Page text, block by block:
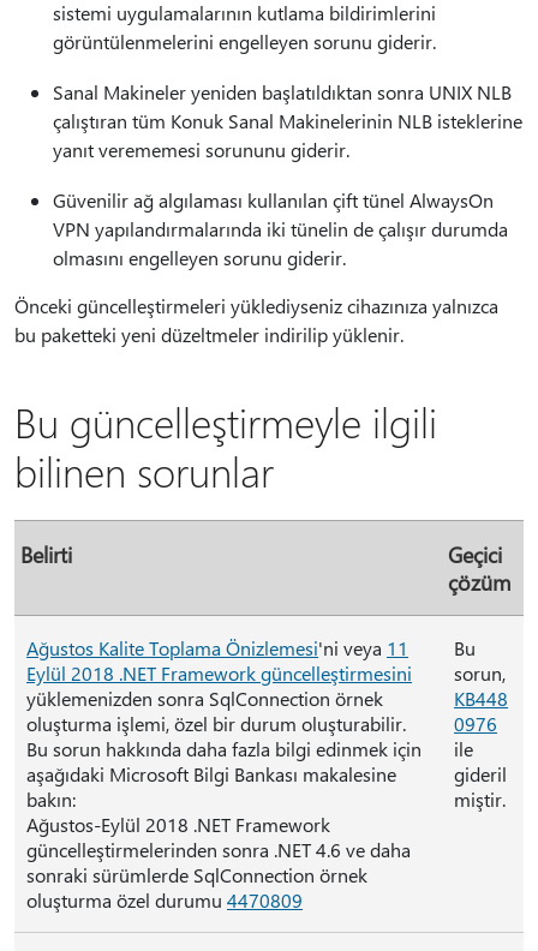
sistemi uygulamalarının kutlama bildirimlerini
görüntülenmelerini engelleyen sorunu giderir.
Sanal Makineler yeniden başlatıldıktan sonra UNIX NLB
çalıştıran tüm Konuk Sanal Makinelerinin NLB isteklerine
yanıt verememesi sorununu giderir.
Güvenilir ağ algılaması kullanılan çift tünel AlwaysOn
VPN yapılandırmalarında iki tünelin de çalışır durumda
olmasını engelleyen sorunu giderir.
Önceki güncelleştirmeleri yüklediyseniz cihazınıza yalnızca
bu paketteki yeni düzeltmeler indirilip yüklenir.
Bu güncelleştirmeyle ilgili
bilinen sorunlar
Belirti
Geçici
çözüm
Ağustos Kalite Toplama Önizlemesi'ni veya 11
Eylül 2018 .NET Framework güncelleştirmesini
yüklemenizden sonra SqlConnection örnek
oluşturma işlemi, özel bir durum oluşturabilir.
Bu sorun hakkında daha fazla bilgi edinmek için
aşağıdaki Microsoft Bilgi Bankası makalesine
bakın:
Ağustos-Eylül 2018 .NET Framework
güncelleştirmelerinden sonra .NET 4.6 ve daha
sonraki sürümlerde SqlConnection örnek
oluşturma özel durumu 4470809
Bu
sorun,
KB448
0976
ile
gideril
miştir.